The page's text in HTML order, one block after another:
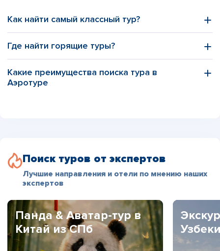
Как найти самый классный тур?
Где найти горящие туры?
Какие преимущества поиска тура в
Аэротуре
Поиск туров от экспертов
Лучшие направления и отели по мнению наших
экспертов
Панда & Аватар-тур в
Китай из СПб